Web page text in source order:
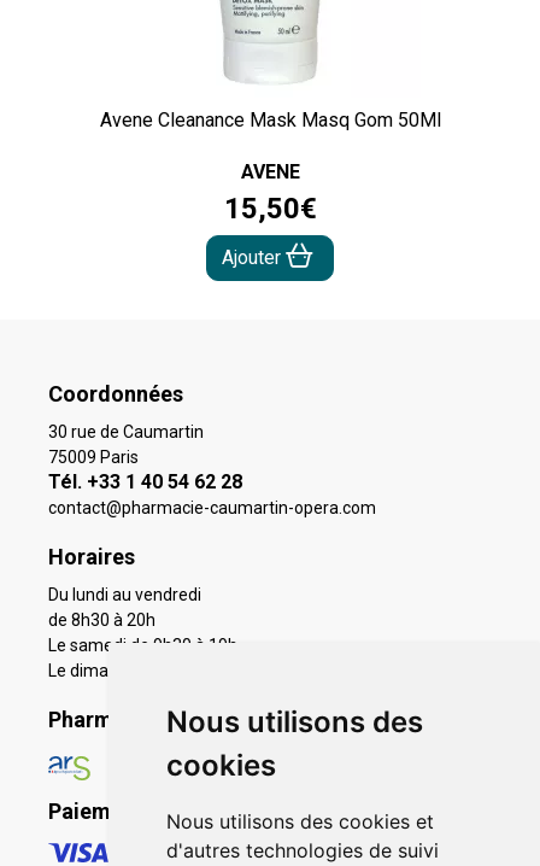
Nous utilisons des
cookies
Nous utilisons des cookies et
d'autres technologies de suivi
Avene Cleanance Mask Masq Gom 50Ml
AVENE
15,50€
Ajouter
Coordonnées
30 rue de Caumartin
75009 Paris
Tél. +33 1 40 54 62 28
contact@pharmacie-caumartin-opera.com
Horaires
Du lundi au vendredi
de 8h30 à 20h
Le samedi de 9h30 à 19h
Le dimanche 11h à 19h
Pharmacie en ligne agréée
Paiement sécurisé